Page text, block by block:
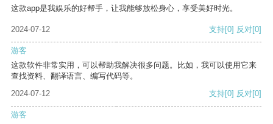
这款app是我娱乐的好帮手，让我能够放松身心，享受美好时光。
2024-07-12 支持[0] 反对[0]
游客
这款软件非常实用，可以帮助我解决很多问题。比如，我可以使用它来
查找资料、翻译语言、编写代码等。
2024-07-12
支持[0] 反对[0]
游客